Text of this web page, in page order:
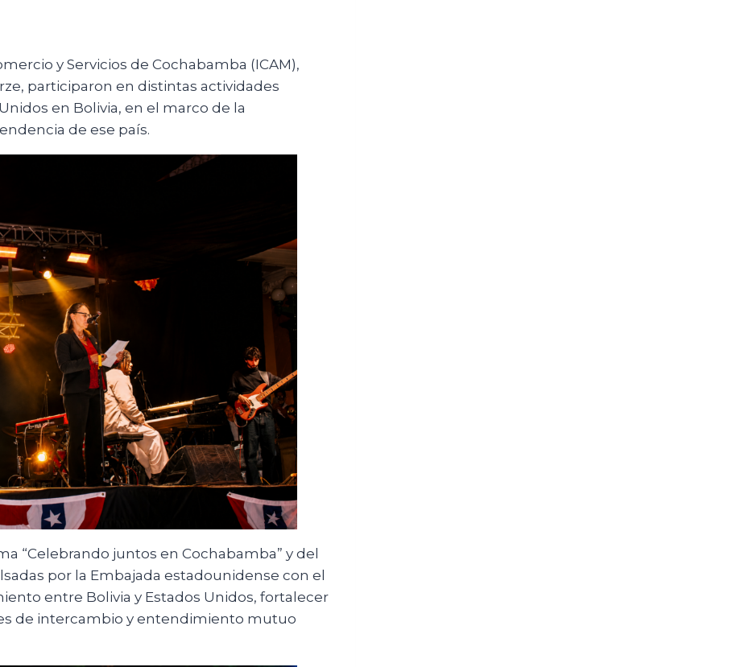
y Servicios de Cochabamba (ICAM),
participaron en distintas actividades
en Bolivia, en el marco de la
de ese país.
“Celebrando juntos en Cochabamba” y del
por la Embajada estadounidense con el
entre Bolivia y Estados Unidos, fortalecer
de intercambio y entendimiento mutuo